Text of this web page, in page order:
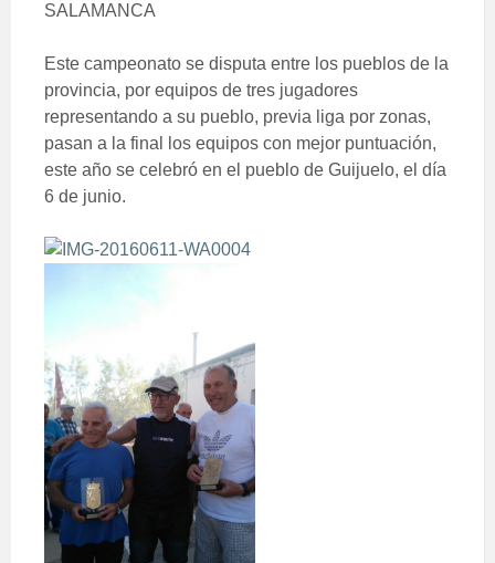
SALAMANCA
Este campeonato se disputa entre los pueblos de la
provincia, por equipos de tres jugadores
representando a su pueblo, previa liga por zonas,
pasan a la final los equipos con mejor puntuación,
este año se celebró en el pueblo de Guijuelo, el día
6 de junio.